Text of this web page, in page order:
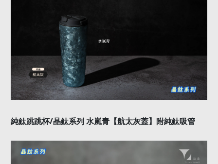
純鈦跳跳杯/晶鈦系列水嵐青【航太灰蓋】附純鈦吸管